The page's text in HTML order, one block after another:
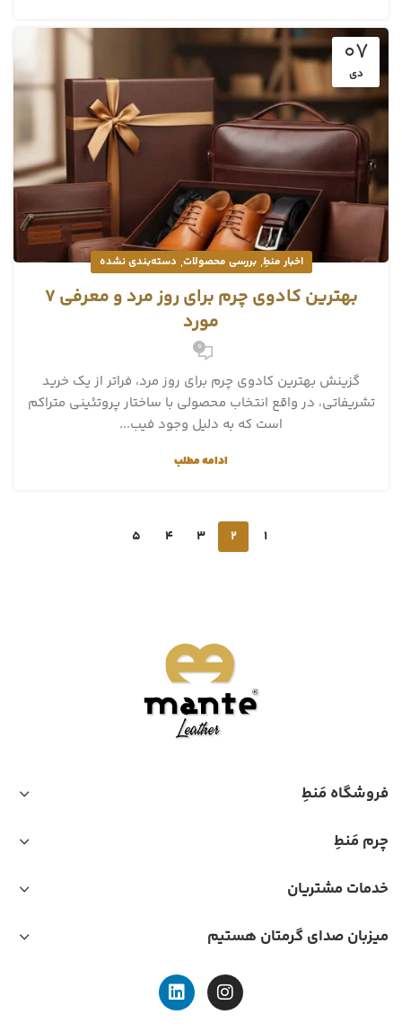
07
دی
اخبار منطِ,بررسی محصولات, دسته‌بندی نشده
بهترین کادوی چرم برای روز مرد و معرفی 7
مورد
0
گزینش بهترین کادوی چرم برای روز مرد، فراتر از یک خرید
تشریفاتی، در واقع انتخاب محصولی با ساختار پروتئینی متراکم
است که به دلیل وجود فیب...
ادامه مطلب
1
2
3
4
5
فروشگاه مَنطِ
چرم مَنطِ
خدمات مشتریان
میزبان صدای گرمتان هستیم